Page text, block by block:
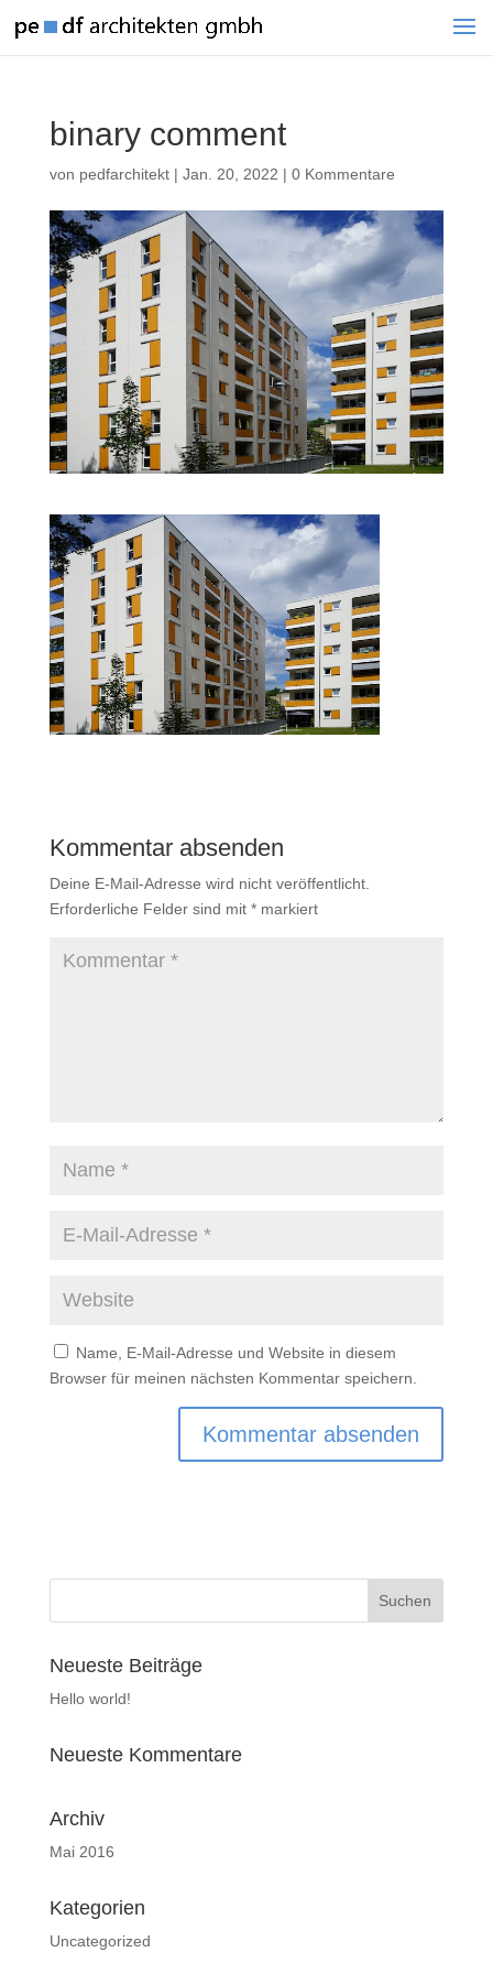
binary comment
von pedfarchitekt| Jan. 20, 2022 | 0 Kommentare
Kommentar absenden
Deine E-Mail-Adresse wird nicht veröffentlicht.
Erforderliche Felder sind mit *markiert
Name, E-Mail-Adresse und Website in diesem
Browser für meinen nächsten Kommentar speichern.
Neueste Beiträge
Hello world!
Neueste Kommentare
Archiv
Mai 2016
Kategorien
Uncategorized